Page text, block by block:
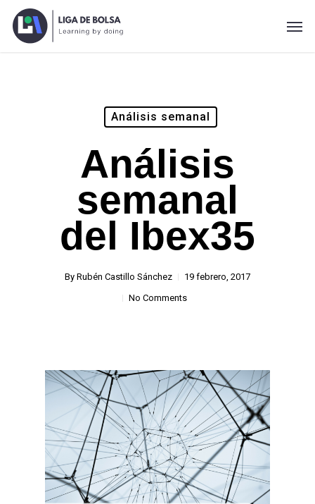
Skip
Análisis semanal
Análisis
semanal
del Ibex35
By Rubén Castillo Sánchez
19 febrero, 2017
No Comments